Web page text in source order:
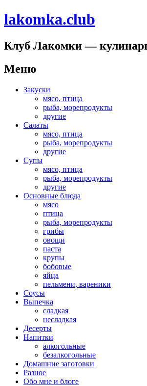
lakomka.club
Клуб Лакомки —
Меню
Перейти
содержимому
Закуски
мясо, птица
рыба, морепродукты
другие
Салаты
мясо, птица
рыба, морепродукты
другие
Супы
мясо, птица
рыба, морепродукты
другие
Основные блюда
мясо
птица
рыба, морепродукты
грибы
овощи
паста
крупы
бобовые
яйца
пельмени, вареники
Соусы
Выпечка
сладкая
несладкая
Десерты
Напитки
алкогольные
безалкогольные
Домашние заготовки
Разное
Обо мне и блоге